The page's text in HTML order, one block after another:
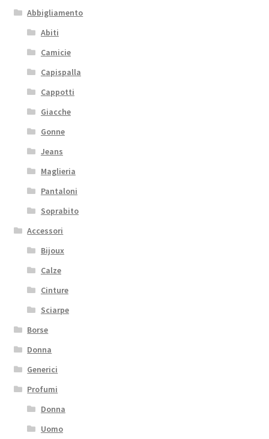
Abbigliamento
Abiti
Camicie
Capispalla
Cappotti
Giacche
Gonne
Jeans
Maglieria
Pantaloni
Soprabito
Accessori
Bijoux
Calze
Cinture
Sciarpe
Borse
Donna
Generici
Profumi
Donna
Uomo